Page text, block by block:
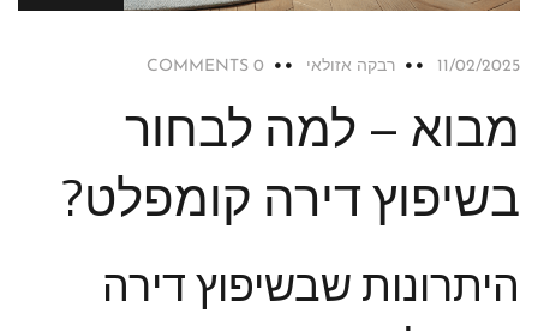
11/02/2025 רבקה אזולאי 0 COMMENTS
מבוא – למה לבחור
בשיפוץ דירה קומפלט?
היתרונות שבשיפוץ דירה